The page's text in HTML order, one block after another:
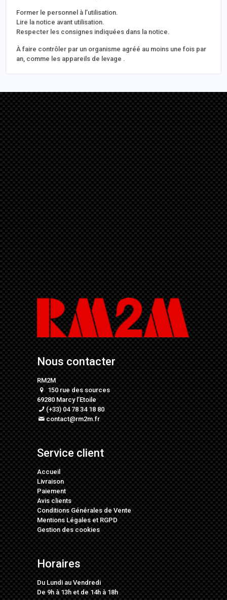
Former le personnel à l’utilisation.
Lire la notice avant utilisation.
Respecter les consignes indiquées dans la notice.
À faire contrôler par un organisme agréé au moins une fois par
an, comme les appareils de levage .
Nous contacter
RM2M
150 rue des sources
69280 Marcy l’Etoile
(+33) 04 78 34 18 80
contact@rm2m.fr
Service client
Accueil
Livraison
Paiement
Avis clients
Conditions Générales de Vente
Mentions LégalesetRGPD
Gestion des cookies
Horaires
Du Lundi au Vendredi
De 9h à 13h et de 14h à 18h